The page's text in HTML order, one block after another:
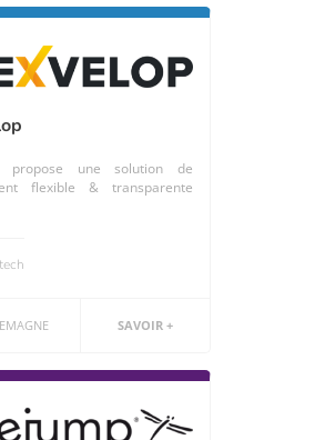
propose une solution de
flexible & transparente
SAVOIR +